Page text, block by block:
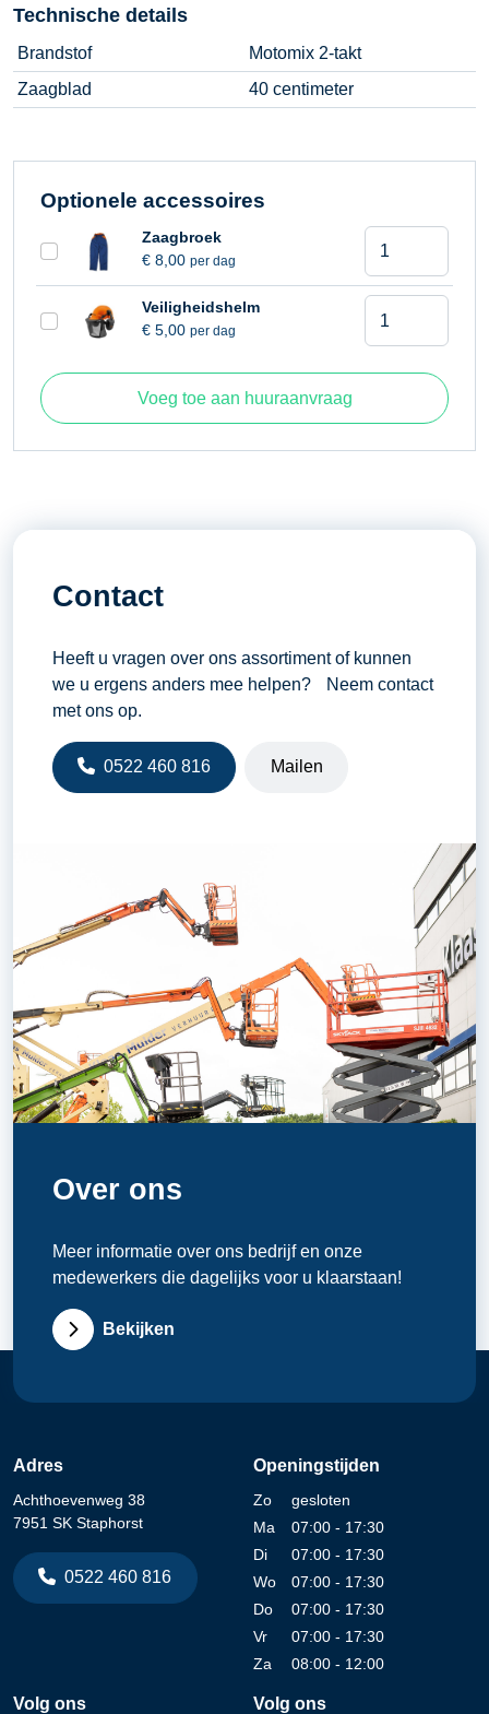
Technische details
Brandstof
Motomix 2-takt
Zaagblad
40 centimeter
Optionele accessoires
Zaagbroek
€8,00 per dag
centimeter
aantal
Veiligheidshelm
€5,00 per dag
Voeg toe aan huuraanvraag
Contact
Heeft u vragen over ons assortiment of kunnen
we u ergens anders mee helpen? Neem contact
met ons op.
0522 460 816 Mailen
Over ons
Meer informatie over ons bedrijf en onze
medewerkers die dagelijks voor u klaarstaan!
Bekijken
Adres
Achthoevenweg 38
7951 SK Staphorst
0522 460 816
Openingstijden
Zo
gesloten
Ma
07:00 - 17:30
Di
07:00 - 17:30
Wo
07:00 - 17:30
Do
07:00 - 17:30
Vr
07:00 - 17:30
Za
08:00 - 12:00
Volg ons Volg ons